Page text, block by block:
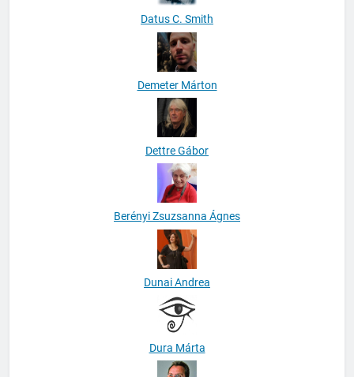
Datus C. Smith
Demeter Márton
Dettre Gábor
Berényi Zsuzsanna Ágnes
Dunai Andrea
Dura Márta